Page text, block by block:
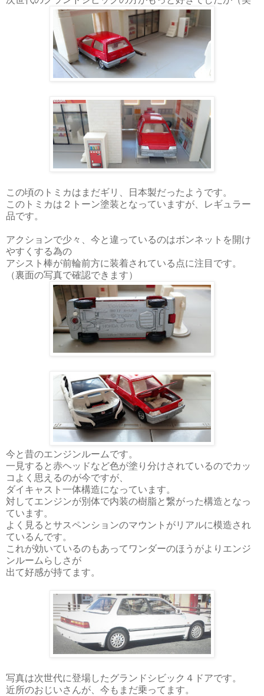
この頃のトミカはまだギリ、日本製だったようです。
このトミカは２トーン塗装となっていますが、レギュラー
品です。
アクションで少々、今と違っているのはボンネットを開け
やすくする為の
アシスト棒が前輪前方に装着されている点に注目です。
（裏面の写真で確認できます）
今と昔のエンジンルームです。
一見すると赤ヘッドなど色が塗り分けされているのでカッ
コよく思えるのが今ですが、
ダイキャスト一体構造になっています。
対してエンジンが別体で内装の樹脂と繋がった構造となっ
ています。
よく見るとサスペンションのマウントがリアルに模造され
ているんです。
これが効いているのもあってワンダーのほうがよりエンジ
ンルームらしさが
出て好感が持てます。
写真は次世代に登場したグランドシビック４ドアです。
近所のおじいさんが、今もまだ乗ってます。